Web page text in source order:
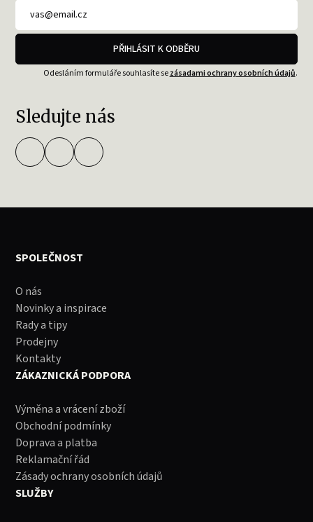
PŘIHLÁSIT K ODBĚRU
Odesláním formuláře souhlasíte sezásadami ochrany osobních údajů.
Sledujte nás
SPOLEČNOST
O nás
Novinky a inspirace
Rady a tipy
Prodejny
Kontakty
ZÁKAZNICKÁ PODPORA
Výměna a vrácení zboží
Obchodní podmínky
Doprava a platba
Reklamační řád
Zásady ochrany osobních údajů
SLUŽBY